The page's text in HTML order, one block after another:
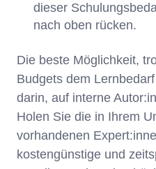
dieser
nach oben rücken.
Die beste Möglichkeit,
Budgets dem
darin, auf interne
Holen Sie die in Ihrem
vorhandenen
kostengünstige und